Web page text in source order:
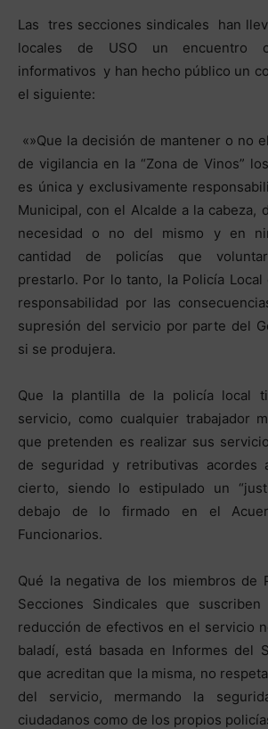
Las tres secciones sindicales han
locales de USO un encuentro
informativos y han hecho público un
el siguiente:
«»Que la decisión de mantener o no
de vigilancia en la “Zona de Vinos”
es única y exclusivamente
Municipal, con el Alcalde a la cabeza,
necesidad o no del mismo y en
cantidad de policías que
prestarlo. Por lo tanto, la Policía Local
responsabilidad por las
supresión del servicio por parte del
si se produjera.
Que la plantilla de la policía local
servicio, como cualquier trabajador
que pretenden es realizar sus
de seguridad y retributivas acordes
cierto, siendo lo estipulado un
debajo de lo firmado en el
Funcionarios.
Qué la negativa de los miembros de
Secciones Sindicales que
reducción de efectivos en el servicio
baladí, está basada en Informes del
que acreditan que la misma, no
del servicio, mermando la
ciudadanos como de los propios